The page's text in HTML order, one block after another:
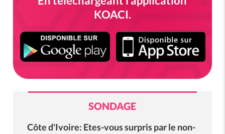
KOACI.
SONDAGE
Côte d'Ivoire: Etes-vous surpris par le non-